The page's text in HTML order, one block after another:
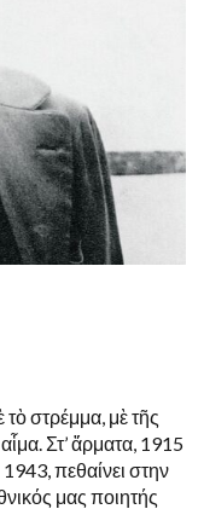
στρέμμα, μὲ τῆς
Στ’ ἄρματα, 1915
πεθαίνει στην
μας ποιητής